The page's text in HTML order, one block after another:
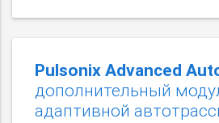
Pulsonix Advanced
дополнительный
адаптивной